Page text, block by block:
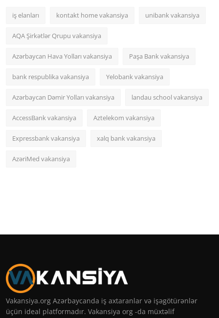
iş elanları kontakt home vakansiya unibank vakansiya
AQA Şirkətlər Qrupu vakansiya
Azərbaycan Hava Yolları vakansiya Paşa Bank vakansiya
bank respublika vakansiya Yelobank vakansiya
Azərbaycan Dəmir Yolları vakansiya landau school vakansiya
AccessBank vakansiya Aztelekom vakansiya
Expressbank vakansiya xalq bank vakansiya
AzəriMed vakansiya
Vakansiya.org Azərbaycanda iş axtaranlar və işəgötürənlər
üçün ideal platformadır. Vakansiya org -da müxtəlif